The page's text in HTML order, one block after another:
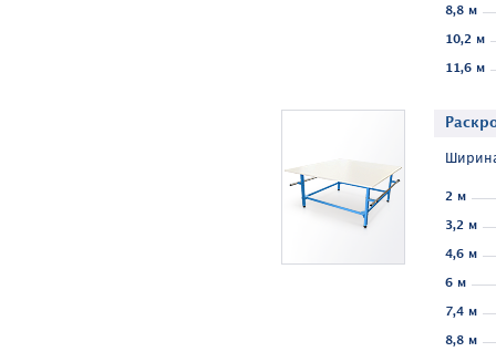
8,8 м
10,2 м
11,6 м
2 м
3,2 м
4,6 м
6 м
7,4 м
8,8 м